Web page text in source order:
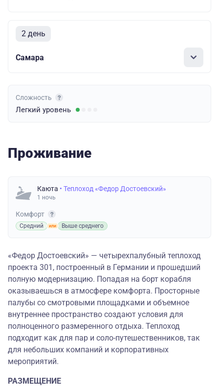
2 день
Самара
Сложность
Легкий уровень
Проживание
Каюта • Теплоход «Федор Достоевский»
1 ночь
Комфорт
Средний Выше среднего
«Федор Достоевский» — четырехпалубный теплоход
проекта 301, построенный в Германии и прошедший
полную модернизацию. Попадая на борт корабля
оказываешься в атмосфере комфорта. Просторные
палубы со смотровыми площадками и объемное
внутреннее пространство создают условия для
полноценного размеренного отдыха. Теплоход
подходит как для пар и соло-путешественников, так
для небольших компаний и корпоративных
мероприятий.
РАЗМЕЩЕНИЕ